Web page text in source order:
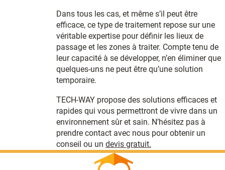
Dans tous les cas, et même s’il peut être
efficace, ce type de traitement repose sur une
véritable expertise pour définir les lieux de
passage et les zones à traiter. Compte tenu de
leur capacité à se développer, n’en éliminer que
quelques-uns ne peut être qu’une solution
temporaire.
TECH-WAY propose des solutions efficaces et
rapides qui vous permettront de vivre dans un
environnement sûr et sain. N’hésitez pas à
prendre contact avec nous pour obtenir un
conseil ou un devis gratuit.